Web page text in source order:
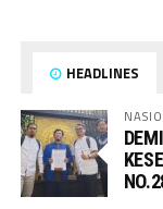
HEADLINES